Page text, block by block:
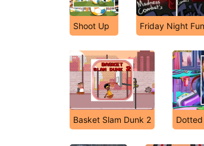
Shoot Up Friday Night
Basket Slam Dunk 2